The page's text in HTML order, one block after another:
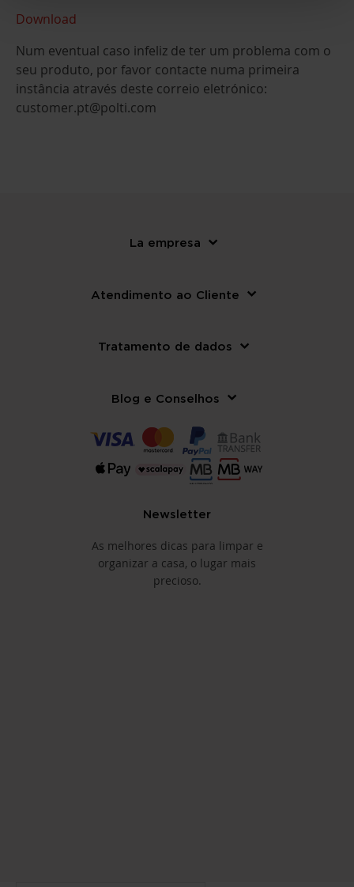
Download
Num eventual caso infeliz de ter um problema com o
seu produto, por favor contacte numa primeira
instância através deste correio eletrónico:
customer.pt@polti.com
La empresa
Atendimento ao Cliente
Tratamento de dados
Blog e Conselhos
Newsletter
As melhores dicas para limpar e
organizar a casa, o lugar mais
precioso.